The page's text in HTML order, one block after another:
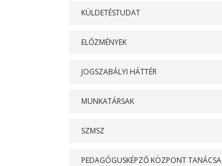
KÜLDETÉSTUDAT
ELŐZMÉNYEK
JOGSZABÁLYI HÁTTÉR
MUNKATÁRSAK
SZMSZ
PEDAGÓGUSKÉPZŐ KÖZPONT TANÁCSA